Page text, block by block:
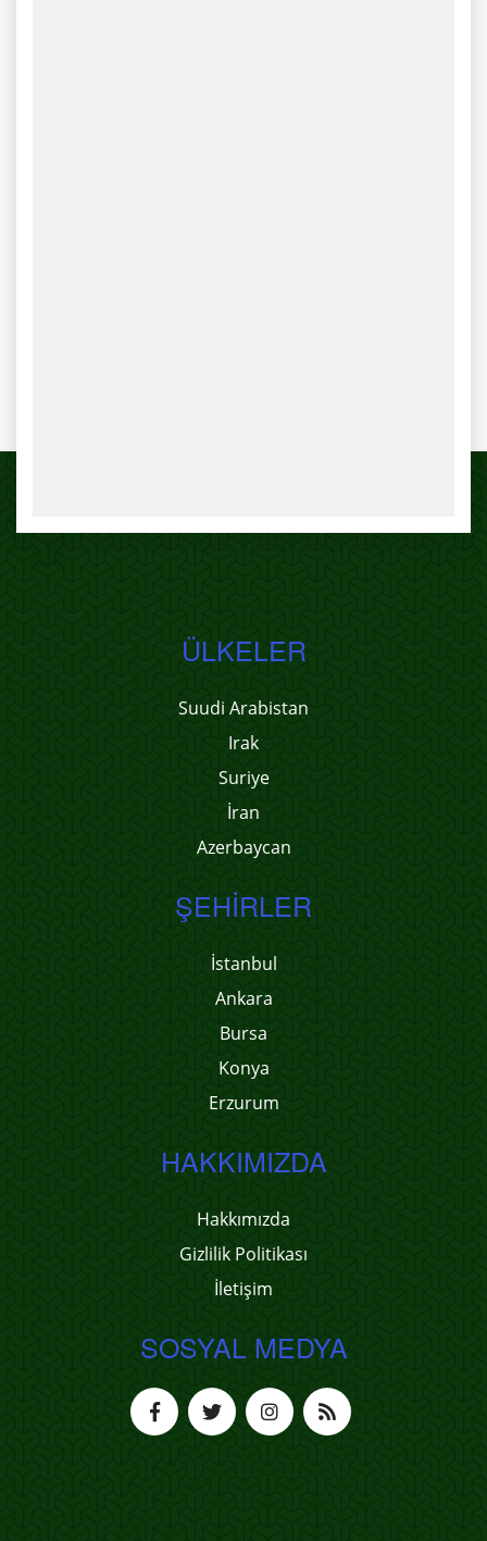
ÜLKELER
Suudi Arabistan
Irak
Suriye
İran
Azerbaycan
ŞEHIRLER
İstanbul
Ankara
Bursa
Konya
Erzurum
HAKKIMIZDA
Hakkımızda
Gizlilik Politikası
İletişim
SOSYAL MEDYA